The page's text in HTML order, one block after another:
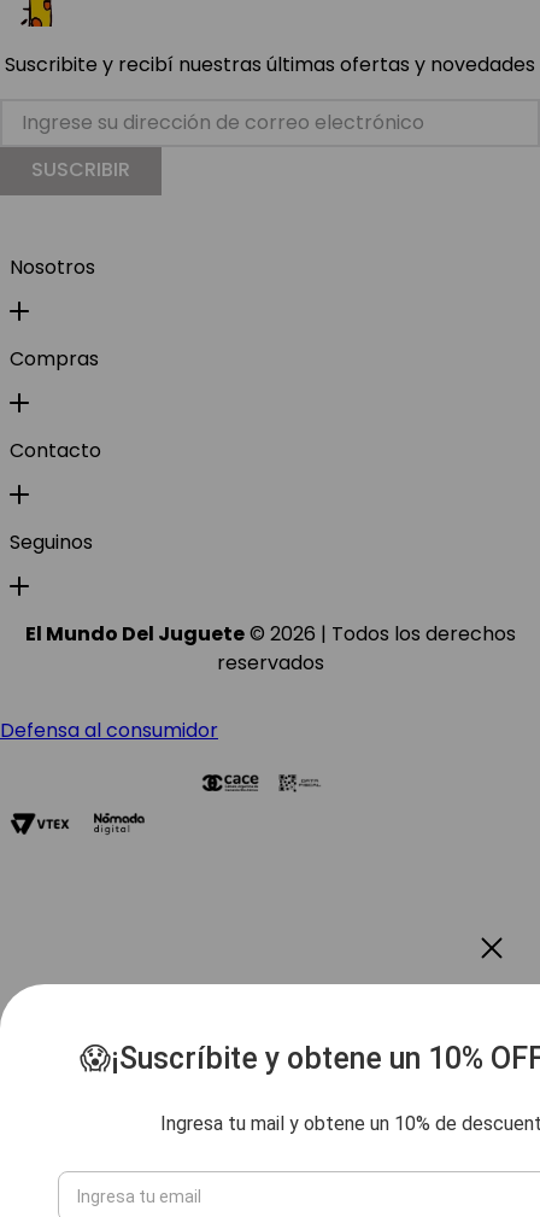
Suscribite y recibí nuestras últimas ofertas y novedades
SUSCRIBIR
Nosotros
Compras
Contacto
Seguinos
El Mundo Del Juguete© 2026 | Todos los derechos
reservados
Defensa al consumidor
😱¡Suscríbite y obtene un 10%
Ingresa tu mail y obtene un 10% de